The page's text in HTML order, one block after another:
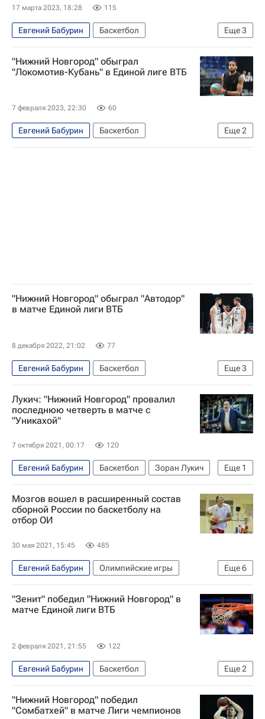
17 марта 2023, 18:28 115
Еще3
Евгений Бабурин
Баскетбол
Нижний Новгород
Спорт Химки
"Нижний Новгород" обыграл
"Локомотив-Кубань" в Единой лиге ВТБ
7 февраля 2023, 22:30 60
Еще2
Евгений Бабурин
Баскетбол
Нижний Новгород
ЦСКА
"Нижний Новгород" обыграл "Автодор"
в матче Единой лиги ВТБ
8 декабря 2022, 21:02 77
Еще3
Евгений Бабурин
Баскетбол
Нижний Новгород
БК Автодор
Иван Стребков
Лукич: "Нижний Новгород" провалил
последнюю четверть в матче с
"Уникахой"
7 октября 2021, 00:17 120
Еще 1
Евгений Бабурин Баскетбол
Зоран Лукич
Нижний Новгород
Мозгов вошел в расширенный состав
сборной России по баскетболу на
отбор ОИ
30 мая 2021, 15:45 485
Еще6
Евгений Бабурин
Олимпийские игры
Баскетбол
Тимофей Мозгов
Андрей Воронцевич
Олимпиада 2020
"Зенит" победил "Нижний Новгород" в
матче Единой лиги ВТБ
2 февраля 2021, 21:55 122
Еще2
Евгений Бабурин
Баскетбол
Зенит (Санкт-Петербург)
Нижний Новгород
"Нижний Новгород" победил
"Сомбатхей" в матче Лиги чемпионов